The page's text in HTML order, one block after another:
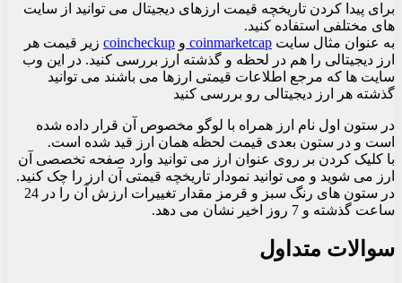
برای پیدا کردن تاریخچه قیمت ارزهای دیجیتال می توانید از سایت
های مختلفی استفاده کنید.
به عنوان مثال سایت coinmarketcap و coincheckup زیر قیمت هر
ارز دیجیتالی را هم در لحظه و گذشته ارز بررسی کنید. در این وب
سایت ها که مرجع اطلاعات قیمتی ارزها می باشند می توانید
گذشته هر ارز دیجیتالی رو بررسی کنید
در ستون اول نام ارز همراه با لوگو مخصوص آن قرار داده شده
است و در ستون بعدی قیمت لحظه همان ارز قید شده است.
با کلیک کردن بر روی عنوان ارز می توانید وارد صفحه تخصصی آن
ارز می شوید و می توانید نمودار تاریخچه قیمتی آن ارز را چک کنید.
در ستون های رنگ سبز و قرمز مقدار تغییرات ارزش آن را در 24
ساعت گذشته و 7 روز اخیر نشان می دهد.
سوالات متداول